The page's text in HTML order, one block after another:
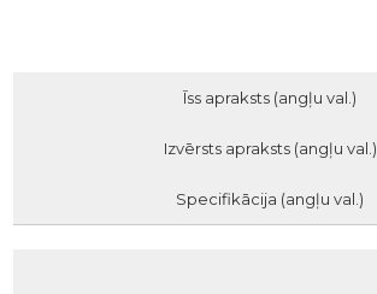
Īss apraksts (angļu val.)
Izvērsts apraksts (angļu val.)
Specifikācija (angļu val.)